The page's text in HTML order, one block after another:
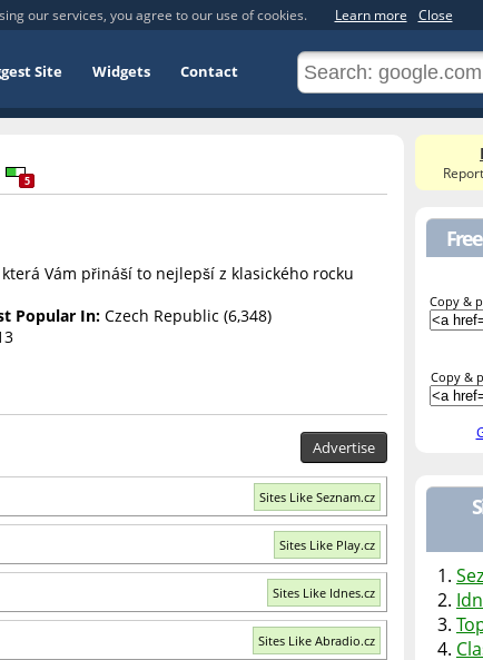
our services, you agree to our use of cookies. Learn more Close
Site Widgets Contact
5
Vám přináší to nejlepší z klasického rocku
Popular In: Czech Republic (6,348)
Advertise
Sites Like Seznam.cz
Sites Like Play.cz
Sites Like Idnes.cz
Sites Like Abradio.cz
Copy &
Copy &
1.
2.
3.
4.